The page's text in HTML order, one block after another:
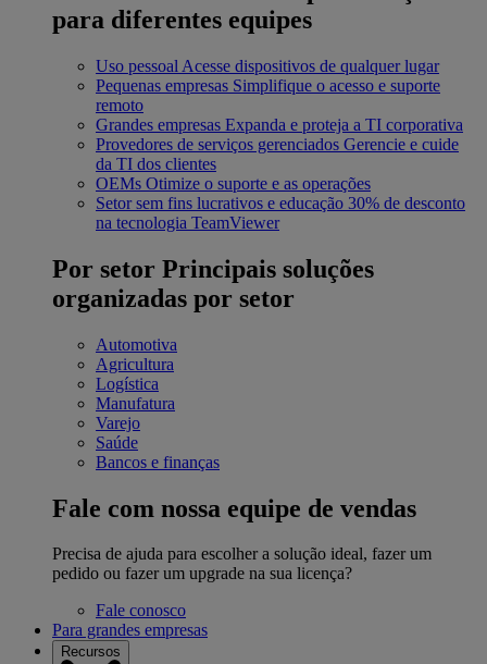
para diferentes equipes
Uso pessoal Acesse dispositivos de qualquer lugar
Pequenas empresas Simplifique o acesso e suporte
remoto
Grandes empresas Expanda e proteja a TI corporativa
Provedores de serviços gerenciados Gerencie e cuide
da TI dos clientes
OEMs Otimize o suporte e as operações
Setor sem fins lucrativos e educação 30% de desconto
na tecnologia TeamViewer
Por setor Principais soluções
organizadas por setor
Automotiva
Agricultura
Logística
Manufatura
Varejo
Saúde
Bancos e finanças
Fale com nossa equipe de vendas
Precisa de ajuda para escolher a solução ideal, fazer um
pedido ou fazer um upgrade na sua licença?
Fale conosco
Para grandes empresas
Recursos